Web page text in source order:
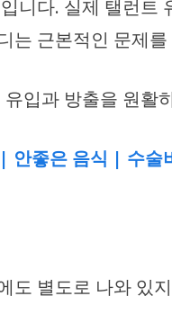
다. 실제 탤런트
는 근본적인 문제
입과 방출을 원
안좋은 음식 | 수
도 별도로 나와 있